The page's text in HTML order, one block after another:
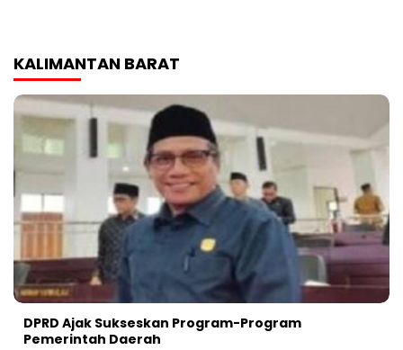
KALIMANTAN BARAT
DPRD Ajak Sukseskan Program-Program
Pemerintah Daerah